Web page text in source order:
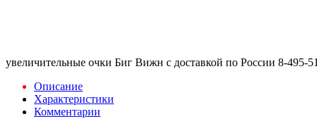
увеличительные очки Биг Вижн с доставкой по России 8-495-
Описание
Характеристики
Комментарии